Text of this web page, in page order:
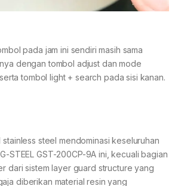
pada jam ini sendiri masih sama
dengan tombol adjust dan mode
tombol light + search pada sisi kanan.
steel mendominasi keseluruhan
STEEL GST-200CP-9A ini, kecuali bagian
dari sistem layer guard structure yang
diberikan material resin yang